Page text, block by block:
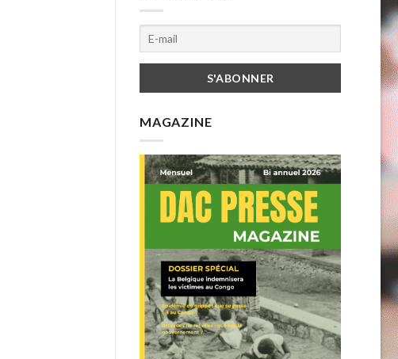
MAGAZINE